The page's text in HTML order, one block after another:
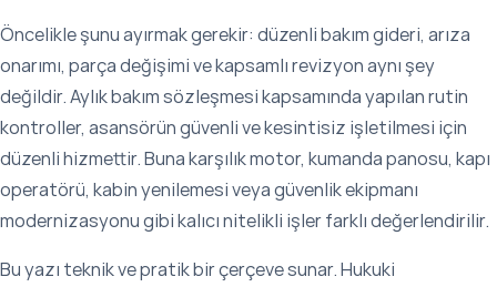
Öncelikle şunu ayırmak gerekir: düzenli bakım gideri, arıza
onarımı, parça değişimi ve kapsamlı revizyon aynı şey
değildir. Aylık bakım sözleşmesi kapsamında yapılan rutin
kontroller, asansörün güvenli ve kesintisiz işletilmesi için
düzenli hizmettir. Buna karşılık motor, kumanda panosu, kapı
operatörü, kabin yenilemesi veya güvenlik ekipmanı
modernizasyonu gibi kalıcı nitelikli işler farklı değerlendirilir.
Bu yazı teknik ve pratik bir çerçeve sunar. Hukuki